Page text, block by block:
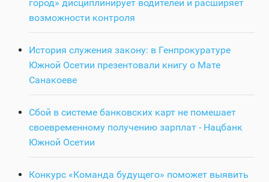
город» дисциплинирует водителей и расширяет
возможности контроля
История служения закону: в Генпрокуратуре
Южной Осетии презентовали книгу о Мате
Санакоеве
Сбой в системе банковских карт не помешает
своевременному получению зарплат - Нацбанк
Южной Осетии
Конкурс «Команда будущего» поможет выявить